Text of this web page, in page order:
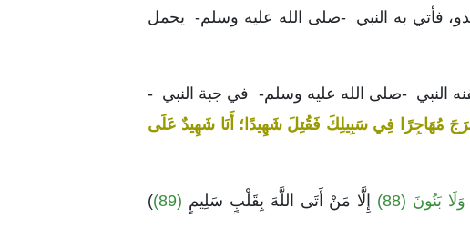
فأتي به النبي -صلى الله عليه وسلم- يحمل
النبي -صلى الله عليه وسلم- في جبة النبي -
مُهَاجِرًا فِي سَبِيلِكَ فَقُتِلَ شَهِيدًا؛ أَنَا شَهِيدٌ عَلَى
بَنُونَ (88) إِلَّا مَنْ أَتَى اللَّهَ بِقَلْبٍ سَلِيمٍ (89)
)